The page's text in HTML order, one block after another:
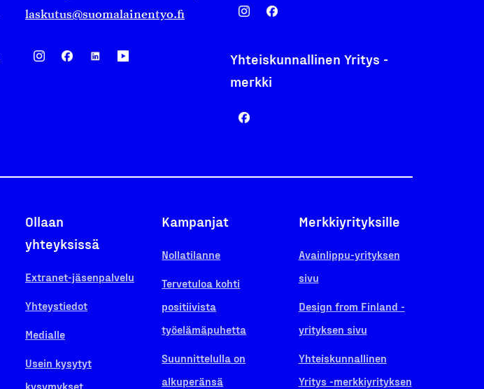
laskutus@suomalainentyo.fi
Yhteiskunnallinen Yritys -
merkki
Ollaan
yhteyksissä
Extranet-jäsenpalvelu
Yhteystiedot
Medialle
Usein kysytyt
kysymykset
Kampanjat
Nollatilanne
Tervetuloa kohti
positiivista
työelämäpuhetta
Suunnittelulla on
alkuperänsä
Merkkiyrityksille
Avainlippu-yrityksen
sivu
Design from Finland -
yrityksen sivu
Yhteiskunnallinen
Yritys -merkkiyrityksen